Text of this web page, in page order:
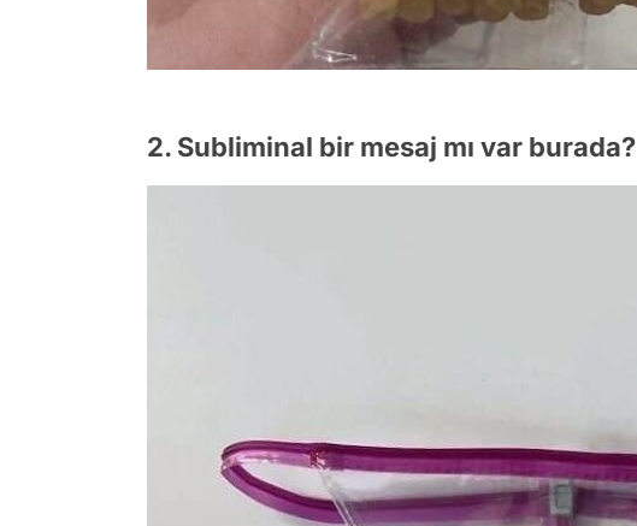
2. Subliminal bir mesaj mı var burada?